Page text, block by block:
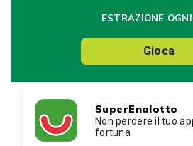
ESTRAZIONE
Gioca
SuperEnalotto
Non perdere il tuo
fortuna